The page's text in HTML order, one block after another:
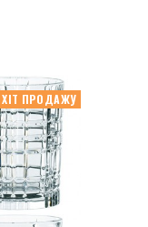
ХІТ ПРОДАЖУ